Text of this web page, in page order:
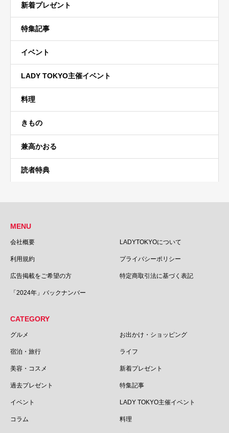
新着プレゼント
特集記事
イベント
LADY TOKYO主催イベント
料理
きもの
兼高かおる
読者特典
MENU
会社概要 LADYTOKYOについて
利用規約 プライバシーポリシー
広告掲載をご希望の方 特定商取引法に基づく表記
「2024年」バックナンバー
CATEGORY
グルメ お出かけ・ショッピング
宿泊・旅行 ライフ
美容・コスメ 新着プレゼント
過去プレゼント 特集記事
イベント LADY TOKYO主催イベント
コラム 料理